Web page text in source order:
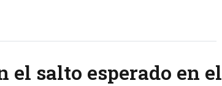
el salto esperado en el